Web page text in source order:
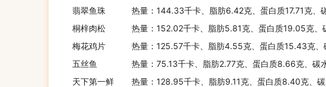
翡翠鱼珠
热量：144.33千卡、脂肪6.42克、蛋白质17.71克、
桐梓肉松
热量：152.02千卡、脂肪5.81克、蛋白质19.05克
梅花鸡片
热量：125.57千卡、脂肪4.55克、蛋白质15.43克
五丝鱼
热量：75.13千卡、脂肪2.77克、蛋白质8.66克、碳
天下第一鲜
热量：128.95千卡、脂肪9.11克、蛋白质8.40克、